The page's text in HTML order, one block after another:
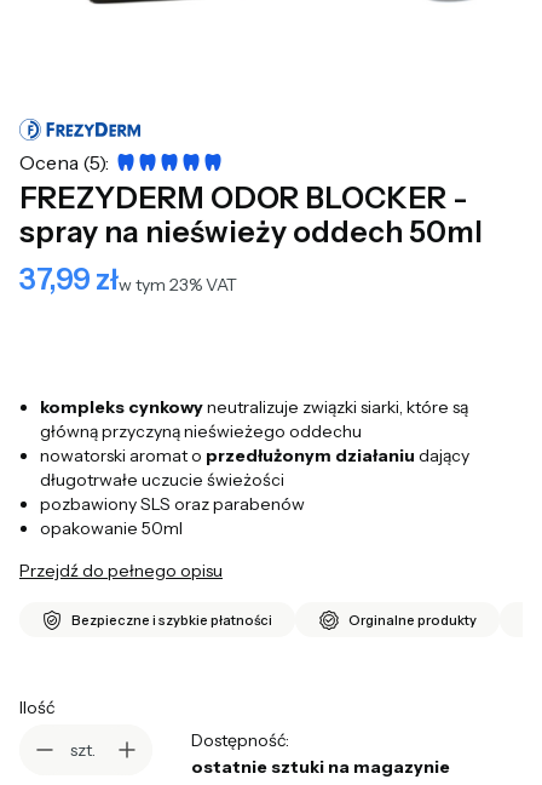
Ocena (5):
FREZYDERM ODOR BLOCKER -
spray na nieświeży oddech 50ml
Cena
37,99 złw tym 23% VAT
w tym 23%VAT
kompleks cynkowyneutralizuje związki siarki, które są
główną przyczyną nieświeżego oddechu
nowatorski aromat o przedłużonym działaniu dający
długotrwałe uczucie świeżości
pozbawiony SLS oraz parabenów
opakowanie 50ml
Przejdź do pełnego opisu
Bezpieczne i szybkie płatności Orginalne produkty
Ilość
szt.
Dostępność:
ostatnie sztuki na magazynie